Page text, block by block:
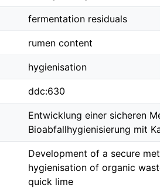
fermentation residuals
rumen content
hygienisation
ddc:630
Entwicklung einer sicheren
Bioabfallhygienisierung mit
Development of a secure
hygienisation of organic
quick lime